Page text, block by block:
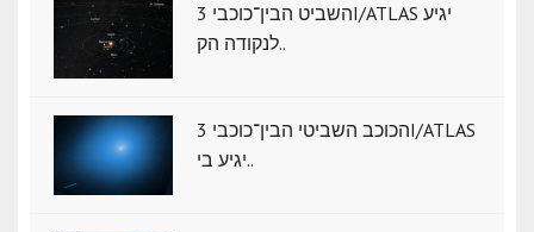
השביט הבין־כוכבי 3I/ATLAS יגיע
לנקודה הק..
הכוכב השביטי הבין־כוכבי 3I/ATLAS
יגיע בי..